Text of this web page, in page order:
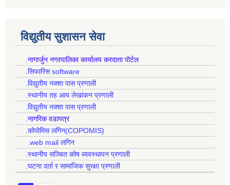
विद्युतीय सुशासन सेवा
.नागार्जुन नगरपालिका कार्यालय करदाता पोर्टल
.सिफारिस software
.विद्युतीय नक्शा पास प्रणाली
.स्थानीय तह आय लेखांकन प्रणाली
.विद्युतीय नक्शा पास प्रणाली
.नागरिक वडापत्र
.कोपोमिस लगिन(COPOMIS)
.web mail लगिन
.स्थानीय सञ्चित कोष ब्यवस्थापन प्रणाली
.घटना दर्ता र सामाजिक सुरक्षा प्रणाली